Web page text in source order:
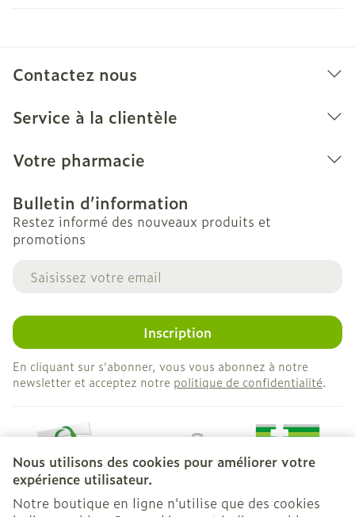
Nous utilisons des cookies pour améliorer votre
expérience utilisateur.
Notre boutique en ligne n'utilise que des cookies
Contactez nous
Service à la clientèle
Votre pharmacie
Bulletin d’information
Restez informé des nouveaux produits et
promotions
Adresse mail
Inscription
En cliquant sur s'abonner, vous vous abonnez à notre
newsletter et acceptez notre politique de confidentialité.